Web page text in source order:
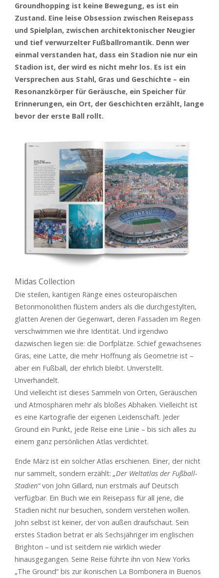
Groundhopping ist keine Bewegung, es ist ein
Zustand. Eine leise Obsession zwischen Reisepass
und Spielplan, zwischen architektonischer Neugier
und tief verwurzelter Fußballromantik. Denn wer
einmal verstanden hat, dass ein Stadion nie nur ein
Stadion ist, der wird es nicht mehr los. Es ist ein
Versprechen aus Stahl, Gras und Geschichte – ein
Resonanzkörper für Geräusche, ein Speicher für
Erinnerungen, ein Ort, der Geschichten erzählt, lange
bevor der erste Ball rollt.
Midas Collection
Die steilen, kantigen Ränge eines osteuropäischen
Betonmonolithen flüstern anders als die durchgestylten,
glatten Arenen der Gegenwart, deren Fassaden im Regen
verschwimmen wie ihre Identität. Und irgendwo
dazwischen liegen sie: die Dorfplätze. Schief gewachsenes
Gras, eine Latte, die mehr Hoffnung als Geometrie ist –
aber ein Fußball, der ehrlich bleibt. Unverstellt.
Unverhandelt.
Und vielleicht ist dieses Sammeln von Orten, Geräuschen
und Atmosphären mehr als bloßes Abhaken. Vielleicht ist
es eine Kartografie der eigenen Leidenschaft. Jeder
Ground ein Punkt, jede Reise eine Linie – bis sich alles zu
einem ganz persönlichen Atlas verdichtet.
Ende März ist ein solcher Atlas erschienen. Einer, der nicht
nur sammelt, sondern erzählt: „Der Weltatlas der Fußball-
Stadien“von John Gillard, nun erstmals auf Deutsch
verfügbar. Ein Buch wie ein Reisepass für all jene, die
Stadien nicht nur besuchen, sondern verstehen wollen.
John selbst ist keiner, der von außen draufschaut. Sein
erstes Stadion betrat er als Sechsjähriger im englischen
Brighton – und ist seitdem nie wirklich wieder
hinausgegangen. Seine Reise führte ihn von New Yorks
„The Ground“ bis zur ikonischen La Bombonera in Buenos